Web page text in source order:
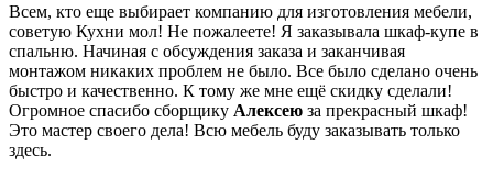
Всем, кто еще выбирает компанию для изготовления мебели,
советую Кухни мол! Не пожалеете! Я заказывала шкаф-купе в
спальню. Начиная с обсуждения заказа и заканчивая
монтажом никаких проблем не было. Все было сделано очень
быстро и качественно. К тому же мне ещё скидку сделали!
Огромное спасибо сборщику Алексею за прекрасный шкаф!
Это мастер своего дела! Всю мебель буду заказывать только
здесь.